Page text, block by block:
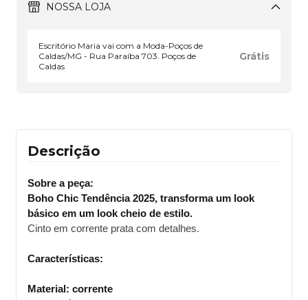
NOSSA LOJA
Escritório Maria vai com a Moda-Poços de
Caldas/MG - Rua Paraíba 703. Poços de
Caldas
Grátis
Descrição
Sobre a peça:
Boho Chic Tendência 2025, transforma um look
básico em um look cheio de estilo.
Cinto em corrente prata com detalhes.
Características:
Material: corrente